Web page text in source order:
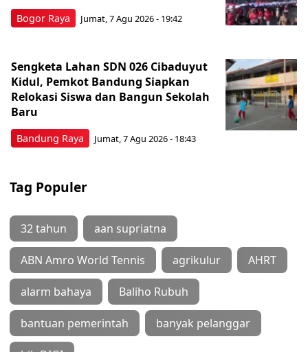
Bogor Raya Jumat, 7 Agu 2026 - 19:42
Bandung Raya
Sengketa Lahan SDN 026 Cibaduyut
Kidul, Pemkot Bandung Siapkan
Relokasi Siswa dan Bangun Sekolah
Baru
Jumat, 7 Agu 2026 - 18:43
Tag Populer
32 tahun aan supriatna
ABN Amro World Tennis agrikulur AHRT
alarm bahaya Baliho Rubuh
bantuan pemerintah banyak pelanggar